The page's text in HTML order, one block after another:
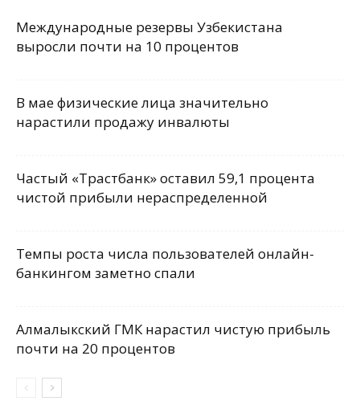
Международные резервы Узбекистана
выросли почти на 10 процентов
В мае физические лица значительно
нарастили продажу инвалюты
Частый «Трастбанк» оставил 59,1 процента
чистой прибыли нераспределенной
Темпы роста числа пользователей онлайн-
банкингом заметно спали
Алмалыкский ГМК нарастил чистую прибыль
почти на 20 процентов